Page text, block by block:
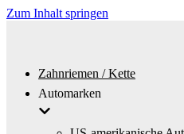
Zum Inhalt springen
Zahnriemen / Kette
Automarken